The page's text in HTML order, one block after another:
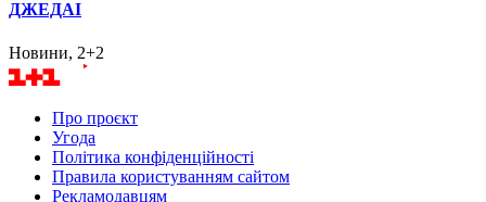
ДЖЕДАІ
Новини, 2+2
Про проєкт
Угода
Політика конфіденційності
Правила користуванням сайтом
Рекламодавцям